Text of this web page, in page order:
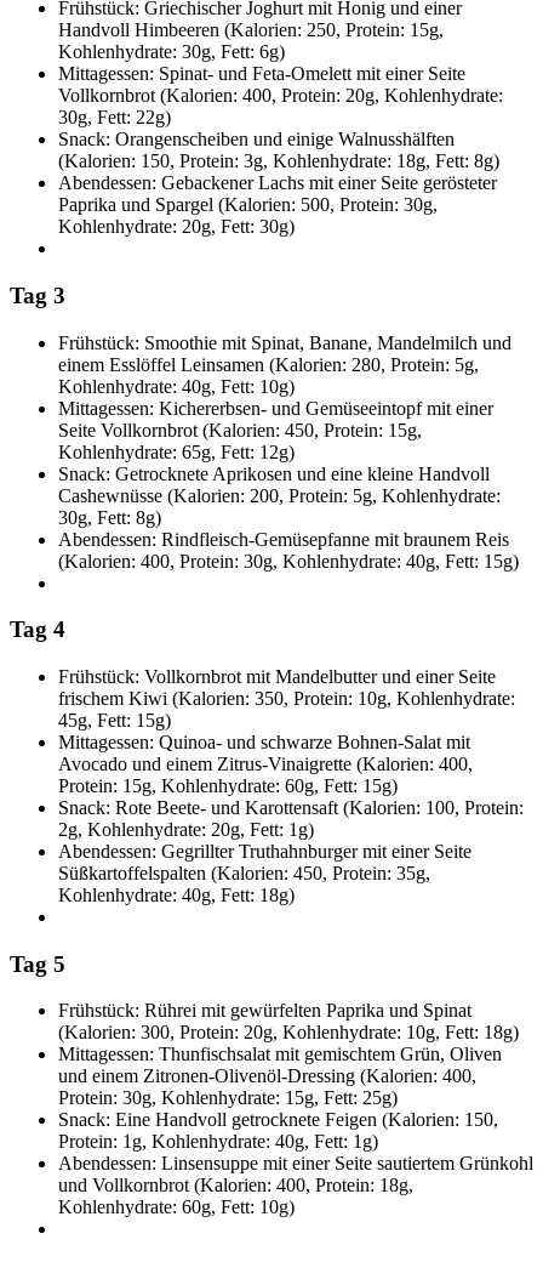
Frühstück: Griechischer Joghurt mit Honig und einer
Handvoll Himbeeren (Kalorien: 250, Protein: 15g,
Kohlenhydrate: 30g, Fett: 6g)
Mittagessen: Spinat- und Feta-Omelett mit einer Seite
Vollkornbrot (Kalorien: 400, Protein: 20g, Kohlenhydrate:
30g, Fett: 22g)
Snack: Orangenscheiben und einige Walnusshälften
(Kalorien: 150, Protein: 3g, Kohlenhydrate: 18g, Fett: 8g)
Abendessen: Gebackener Lachs mit einer Seite gerösteter
Paprika und Spargel (Kalorien: 500, Protein: 30g,
Kohlenhydrate: 20g, Fett: 30g)
Tag 3
Frühstück: Smoothie mit Spinat, Banane, Mandelmilch und
einem Esslöffel Leinsamen (Kalorien: 280, Protein: 5g,
Kohlenhydrate: 40g, Fett: 10g)
Mittagessen: Kichererbsen- und Gemüseeintopf mit einer
Seite Vollkornbrot (Kalorien: 450, Protein: 15g,
Kohlenhydrate: 65g, Fett: 12g)
Snack: Getrocknete Aprikosen und eine kleine Handvoll
Cashewnüsse (Kalorien: 200, Protein: 5g, Kohlenhydrate:
30g, Fett: 8g)
Abendessen: Rindfleisch-Gemüsepfanne mit braunem Reis
(Kalorien: 400, Protein: 30g, Kohlenhydrate: 40g, Fett: 15g)
Tag 4
Frühstück: Vollkornbrot mit Mandelbutter und einer Seite
frischem Kiwi (Kalorien: 350, Protein: 10g, Kohlenhydrate:
45g, Fett: 15g)
Mittagessen: Quinoa- und schwarze Bohnen-Salat mit
Avocado und einem Zitrus-Vinaigrette (Kalorien: 400,
Protein: 15g, Kohlenhydrate: 60g, Fett: 15g)
Snack: Rote Beete- und Karottensaft (Kalorien: 100, Protein:
2g, Kohlenhydrate: 20g, Fett: 1g)
Abendessen: Gegrillter Truthahnburger mit einer Seite
Süßkartoffelspalten (Kalorien: 450, Protein: 35g,
Kohlenhydrate: 40g, Fett: 18g)
Tag 5
Frühstück: Rührei mit gewürfelten Paprika und Spinat
(Kalorien: 300, Protein: 20g, Kohlenhydrate: 10g, Fett: 18g)
Mittagessen: Thunfischsalat mit gemischtem Grün, Oliven
und einem Zitronen-Olivenöl-Dressing (Kalorien: 400,
Protein: 30g, Kohlenhydrate: 15g, Fett: 25g)
Snack: Eine Handvoll getrocknete Feigen (Kalorien: 150,
Protein: 1g, Kohlenhydrate: 40g, Fett: 1g)
Abendessen: Linsensuppe mit einer Seite sautiertem Grünkohl
und Vollkornbrot (Kalorien: 400, Protein: 18g,
Kohlenhydrate: 60g, Fett: 10g)